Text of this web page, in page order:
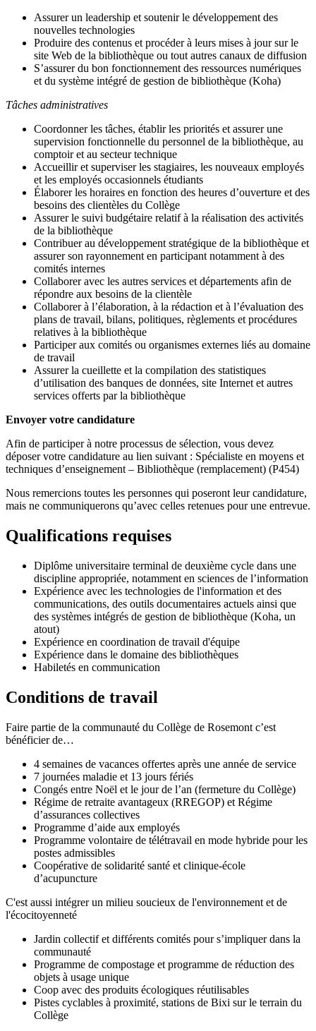
Assurer un leadership et soutenir le développement des
nouvelles technologies
Produire des contenus et procéder à leurs mises à jour sur le
site Web de la bibliothèque ou tout autres canaux de diffusion
S’assurer du bon fonctionnement des ressources numériques
et du système intégré de gestion de bibliothèque (Koha)
Tâches administratives
Coordonner les tâches, établir les priorités et assurer une
supervision fonctionnelle du personnel de la bibliothèque, au
comptoir et au secteur technique
Accueillir et superviser les stagiaires, les nouveaux employés
et les employés occasionnels étudiants
Élaborer les horaires en fonction des heures d’ouverture et des
besoins des clientèles du Collège
Assurer le suivi budgétaire relatif à la réalisation des activités
de la bibliothèque
Contribuer au développement stratégique de la bibliothèque et
assurer son rayonnement en participant notamment à des
comités internes
Collaborer avec les autres services et départements afin de
répondre aux besoins de la clientèle
Collaborer à l’élaboration, à la rédaction et à l’évaluation des
plans de travail, bilans, politiques, règlements et procédures
relatives à la bibliothèque
Participer aux comités ou organismes externes liés au domaine
de travail
Assurer la cueillette et la compilation des statistiques
d’utilisation des banques de données, site Internet et autres
services offerts par la bibliothèque
Envoyer votre candidature
Afin de participer à notre processus de sélection, vous devez
déposer votre candidature au lien suivant : Spécialiste en moyens et
techniques d’enseignement – Bibliothèque (remplacement) (P454)
Nous remercions toutes les personnes qui poseront leur candidature,
mais ne communiquerons qu’avec celles retenues pour une entrevue.
Qualifications requises
Diplôme universitaire terminal de deuxième cycle dans une
discipline appropriée, notamment en sciences de l’information
Expérience avec les technologies de l'information et des
communications, des outils documentaires actuels ainsi que
des systèmes intégrés de gestion de bibliothèque (Koha, un
atout)
Expérience en coordination de travail d'équipe
Expérience dans le domaine des bibliothèques
Habiletés en communication
Conditions de travail
Faire partie de la communauté du Collège de Rosemont c’est
bénéficier de…
4 semaines de vacances offertes après une année de service
7 journées maladie et 13 jours fériés
Congés entre Noël et le jour de l’an (fermeture du Collège)
Régime de retraite avantageux (RREGOP) et Régime
d’assurances collectives
Programme d’aide aux employés
Programme volontaire de télétravail en mode hybride pour les
postes admissibles
Coopérative de solidarité santé et clinique-école
d’acupuncture
C'est aussi intégrer un milieu soucieux de l'environnement et de
l'écocitoyenneté
Jardin collectif et différents comités pour s’impliquer dans la
communauté
Programme de compostage et programme de réduction des
objets à usage unique
Coop avec des produits écologiques réutilisables
Pistes cyclables à proximité, stations de Bixi sur le terrain du
Collège